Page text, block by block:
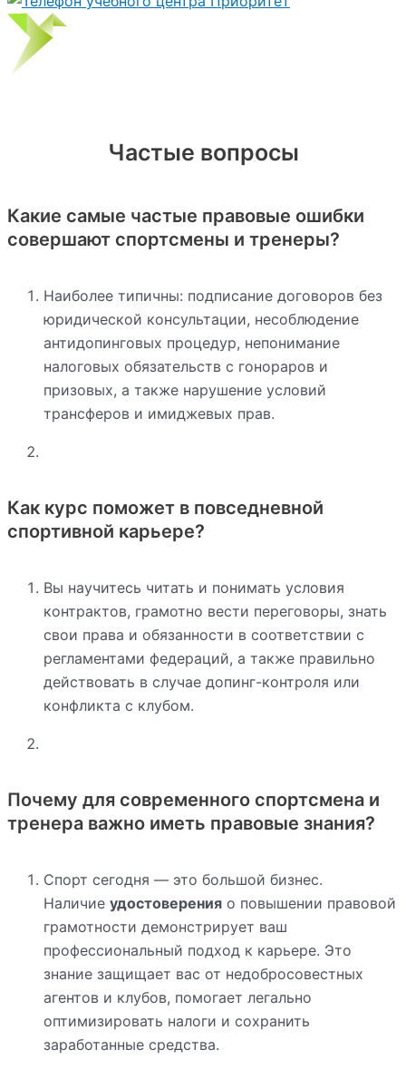
Частые вопросы
Какие самые частые правовые ошибки
совершают спортсмены и тренеры?
Наиболее типичны: подписание договоров без
юридической консультации, несоблюдение
антидопинговых процедур, непонимание
налоговых обязательств с гонораров и
призовых, а также нарушение условий
трансферов и имиджевых прав.
Как курс поможет в повседневной
спортивной карьере?
Вы научитесь читать и понимать условия
контрактов, грамотно вести переговоры, знать
свои права и обязанности в соответствии с
регламентами федераций, а также правильно
действовать в случае допинг-контроля или
конфликта с клубом.
Почему для современного спортсмена и
тренера важно иметь правовые знания?
Спорт сегодня — это большой бизнес.
Наличие удостоверения о повышении правовой
грамотности демонстрирует ваш
профессиональный подход к карьере. Это
знание защищает вас от недобросовестных
агентов и клубов, помогает легально
оптимизировать налоги и сохранить
заработанные средства.